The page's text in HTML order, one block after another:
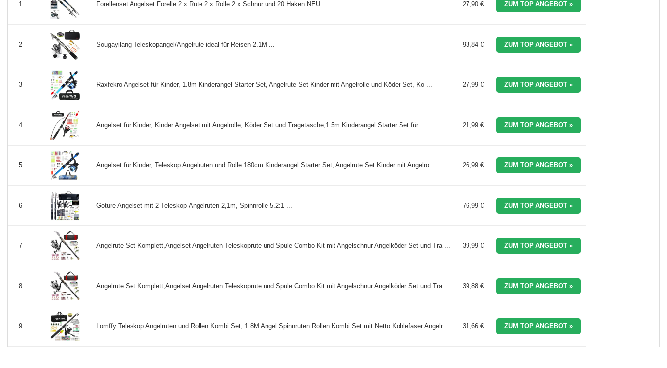
1 Forellenset Angelset Forelle 2 x Rute 2 x Rolle 2 x Schnur und 20 Haken NEU ... 27,90 € ZUM TOP ANGEBOT »
2 Sougayilang Teleskopangel/Angelrute ideal für Reisen-2.1M ... 93,84 € ZUM TOP ANGEBOT »
3 Raxfekro Angelset für Kinder, 1.8m Kinderangel Starter Set, Angelrute Set Kinder mit Angelrolle und Köder Set, Ko ... 27,99 € ZUM TOP ANGEBOT »
4 Angelset für Kinder, Kinder Angelset mit Angelrolle, Köder Set und Tragetasche,1.5m Kinderangel Starter Set für ... 21,99 € ZUM TOP ANGEBOT »
5 Angelset für Kinder, Teleskop Angelruten und Rolle 180cm Kinderangel Starter Set, Angelrute Set Kinder mit Angelro ... 26,99 € ZUM TOP ANGEBOT »
6 Goture Angelset mit 2 Teleskop-Angelruten 2,1m, Spinnrolle 5.2:1 ... 76,99 € ZUM TOP ANGEBOT »
7 Angelrute Set Komplett,Angelset Angelruten Teleskoprute und Spule Combo Kit mit Angelschnur Angelköder Set und Tra ... 39,99 € ZUM TOP ANGEBOT »
8 Angelrute Set Komplett,Angelset Angelruten Teleskoprute und Spule Combo Kit mit Angelschnur Angelköder Set und Tra ... 39,88 € ZUM TOP ANGEBOT »
9 Lomffy Teleskop Angelruten und Rollen Kombi Set, 1.8M Angel Spinnruten Rollen Kombi Set mit Netto Kohlefaser Angelr ... 31,66 € ZUM TOP ANGEBOT »